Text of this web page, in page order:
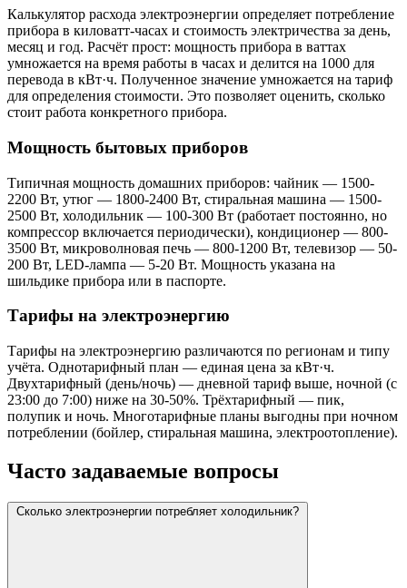
Калькулятор расхода электроэнергии определяет потребление
прибора в киловатт-часах и стоимость электричества за день,
месяц и год. Расчёт прост: мощность прибора в ваттах
умножается на время работы в часах и делится на 1000 для
перевода в кВт·ч. Полученное значение умножается на тариф
для определения стоимости. Это позволяет оценить, сколько
стоит работа конкретного прибора.
Мощность бытовых приборов
Типичная мощность домашних приборов: чайник — 1500-
2200 Вт, утюг — 1800-2400 Вт, стиральная машина — 1500-
2500 Вт, холодильник — 100-300 Вт (работает постоянно, но
компрессор включается периодически), кондиционер — 800-
3500 Вт, микроволновая печь — 800-1200 Вт, телевизор — 50-
200 Вт, LED-лампа — 5-20 Вт. Мощность указана на
шильдике прибора или в паспорте.
Тарифы на электроэнергию
Тарифы на электроэнергию различаются по регионам и типу
учёта. Однотарифный план — единая цена за кВт·ч.
Двухтарифный (день/ночь) — дневной тариф выше, ночной (с
23:00 до 7:00) ниже на 30-50%. Трёхтарифный — пик,
полупик и ночь. Многотарифные планы выгодны при ночном
потреблении (бойлер, стиральная машина, электроотопление).
Часто задаваемые вопросы
Сколько электроэнергии потребляет холодильник?